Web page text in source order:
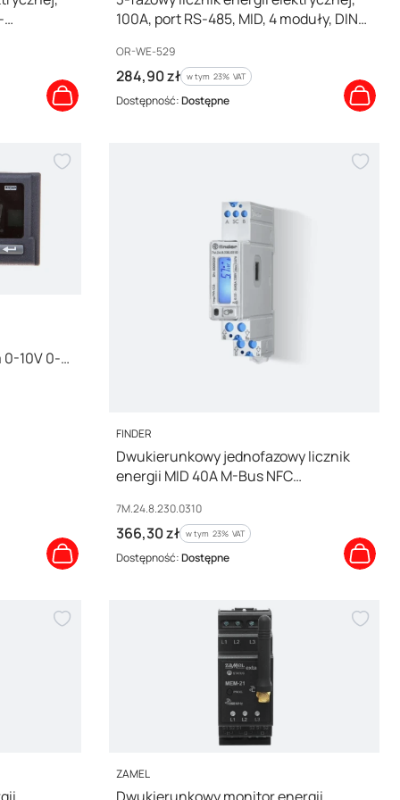
100A, port RS-485, MID, 4 moduły, DIN
Kod producenta
OR-WE-529
Cena brutto
284,90 zł w tym %s VAT
w tym 23% VAT
Dostępność:Dostępne
10V 0-
PRODUCENT
FINDER
Dwukierunkowy jednofazowy licznik
energii MID 40A M-Bus NFC
Kod producenta
7M.24.8.230.0310
Cena brutto
366,30 zł w tym %s VAT
w tym 23% VAT
Dostępność:Dostępne
PRODUCENT
ZAMEL